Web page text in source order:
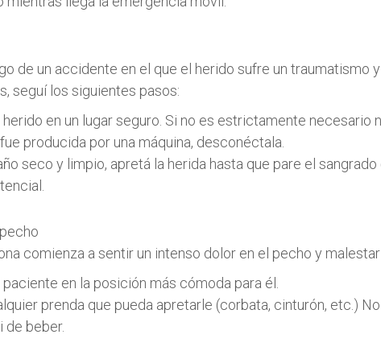
de un accidente en el que el herido sufre un traumatismo
seguí los siguientes pasos:
herido en un lugar seguro. Si no es estrictamente necesario
producida por una máquina, desconéctala.
seco y limpio, apretá la herida hasta que pare el sangrado
comienza a sentir un intenso dolor en el pecho y
paciente en la posición más cómoda para él.
prenda que pueda apretarle (corbata, cinturón, etc.)
de beber.